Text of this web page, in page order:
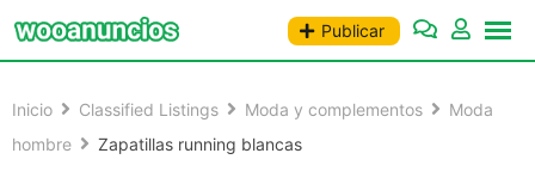
Saltar
Publicar
Inicio Classified Listings Moda y complementos
Moda
hombre
Zapatillas running blancas